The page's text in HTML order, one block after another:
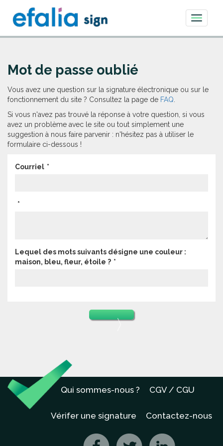
Toggle
Mot de passe oublié
Vous avez une question sur la signature électronique ou sur le
fonctionnement du site ? Consultez la page de FAQ
Si vous n'avez pas trouvé la réponse à votre question, si vous
avez un problème avec le site ou tout simplement une
suggestion à nous faire parvenir : n'hésitez pas à utiliser le
formulaire ci-dessous !
Courriel
Lequel des mots suivants désigne une couleur :
maison, bleu, fleur, étoile ?
Qui sommes-nous ? CGV / CGU
Vérifer une signature Contactez-nous